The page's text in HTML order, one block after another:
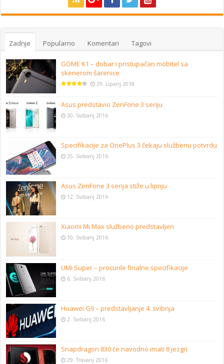
Zadnje Popularno Komentari Tagovi
GOME K1 – dobar i pristupačan mobitel sa
skenerom šarenice
29. Lipanj 2018
Asus predstavio ZenFone 3 seriju
30. Svibanj 2016
Specifikacije za OnePlus 3 čekaju službenu potvrdu
25. Svibanj 2016
Asus ZenFone 3 serija stiže u lipnju
12. Svibanj 2016
Xiaomi Mi Max službeno predstavljen
10. Svibanj 2016
UMi Super – procurile finalne specifikacije
6. Svibanj 2016
Huawei G9 – predstavljanje 4. svibnja
2. Svibanj 2016
Snapdragon 830 će navodno imati 8 jezgri
29. Travanj 2016